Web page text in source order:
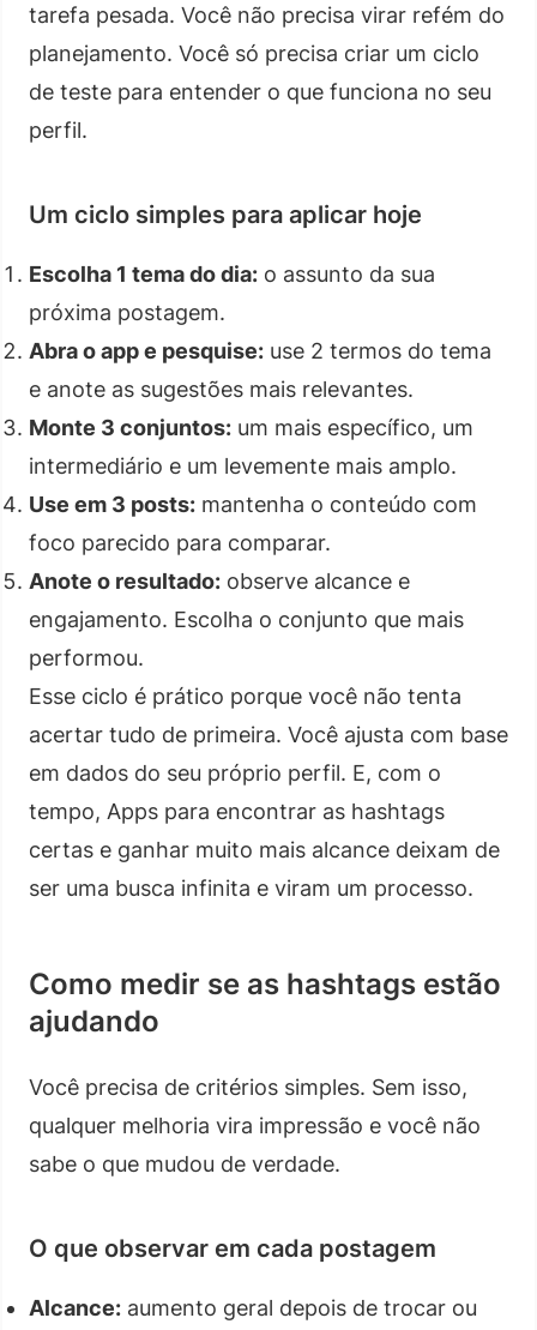
tarefa pesada. Você não precisa virar refém do
planejamento. Você só precisa criar um ciclo
de teste para entender o que funciona no seu
perfil.
Um ciclo simples para aplicar hoje
Escolha 1 tema do dia: o assunto da sua
próxima postagem.
Abra o app e pesquise: use 2 termos do tema
e anote as sugestões mais relevantes.
Monte 3 conjuntos: um mais específico, um
intermediário e um levemente mais amplo.
Use em 3 posts: mantenha o conteúdo com
foco parecido para comparar.
Anote o resultado: observe alcance e
engajamento. Escolha o conjunto que mais
performou.
Esse ciclo é prático porque você não tenta
acertar tudo de primeira. Você ajusta com base
em dados do seu próprio perfil. E, com o
tempo, Apps para encontrar as hashtags
certas e ganhar muito mais alcance deixam de
ser uma busca infinita e viram um processo.
Como medir se as hashtags estão
ajudando
Você precisa de critérios simples. Sem isso,
qualquer melhoria vira impressão e você não
sabe o que mudou de verdade.
O que observar em cada postagem
Alcance: aumento geral depois de trocar ou